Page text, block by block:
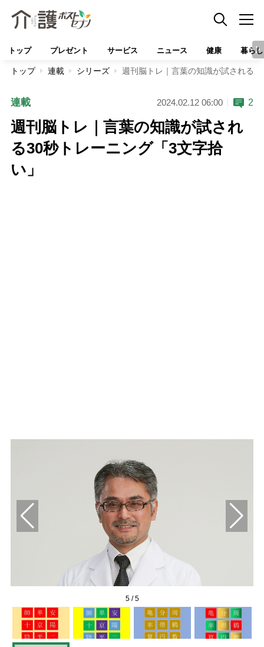
トップ プレゼント サービス ニュース 健康 暮らし
トップ 連載 シリーズ 週刊脳トレ｜言葉の知識が試される
連載 2024.02.12 06:00 2
週刊脳トレ｜言葉の知識が試され
る30秒トレーニング「3文字拾
い」
5/5